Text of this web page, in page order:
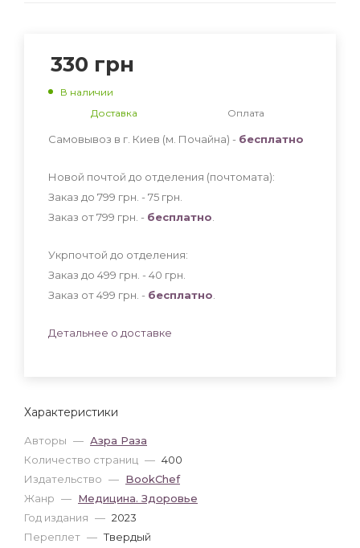
Характеристики
Авторы — Азра Раза
Количество страниц — 400
Издательство — BookChef
Жанр — Медицина. Здоровье
Год издания — 2023
Переплет — Твердый
330 грн
В наличии
Доставка
Оплата
Самовывоз в г. Киев (м. Почайна) - бесплатно
Новой почтой до отделения (почтомата):
Заказ до 799 грн. - 75 грн
Заказ от 799 грн. - бесплатно
Укрпочтой до отделения:
Заказ до 499 грн. - 40 грн
Заказ от 499 грн. - бесплатно
Детальнее о доставке